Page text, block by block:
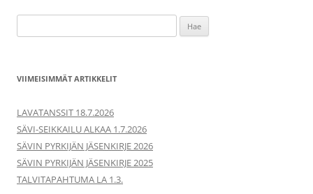
VIIMEISIMMÄT ARTIKKELIT
LAVATANSSIT 18.7.2026
SÄVI-SEIKKAILU ALKAA 1.7.2026
SÄVIN PYRKIJÄN JÄSENKIRJE 2026
SÄVIN PYRKIJÄN JÄSENKIRJE 2025
TALVITAPAHTUMA LA 1.3.